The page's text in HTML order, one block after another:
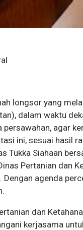
longsor yang
dalam waktu
persawahan, agar
ini, sesuai hasil
Tukka Siahaan
Pertanian dan
agenda
dan
kerjasama